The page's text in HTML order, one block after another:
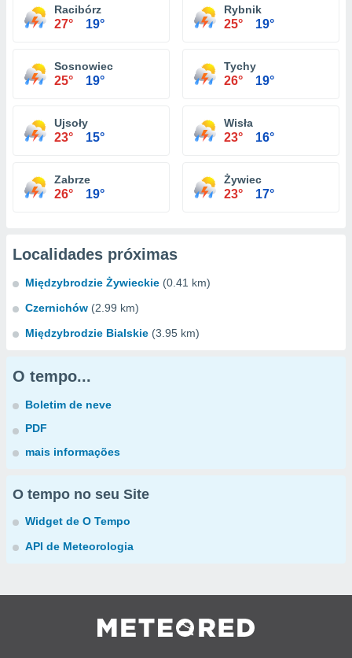
Racibórz
27° 19°
Rybnik
25° 19°
Sosnowiec
25° 19°
Tychy
26° 19°
Ujsoły
23° 15°
Wisła
23° 16°
Zabrze
26° 19°
Żywiec
23° 17°
Localidades próximas
Międzybrodzie Żywieckie (0.41 km)
Czernichów (2.99 km)
Międzybrodzie Bialskie (3.95 km)
O tempo...
Boletim de neve
PDF
mais informações
O tempo no seu Site
Widget de O Tempo
API de Meteorologia